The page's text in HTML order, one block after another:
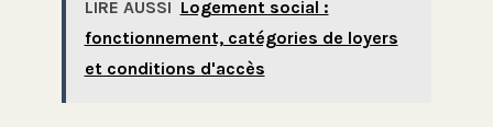
LIRE AUSSI Logement social :
fonctionnement, catégories de loyers
et conditions d'accès